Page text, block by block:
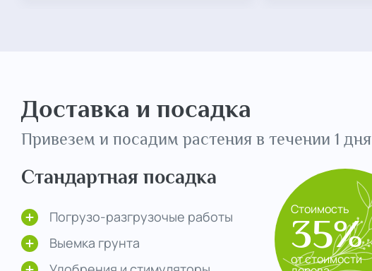
Доставка и посадка
Привезем и посадим растения в течении 1 дня
Стандартная посадка
Погрузо-разгрузочые работы
Выемка грунта
Стоимость
35%
от стоимости